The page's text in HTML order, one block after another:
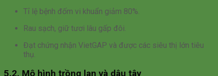
Tỉ lệ bệnh đốm vi khuẩn giảm 80%.
Rau sạch, giữ tươi lâu gấp đôi.
Đạt chứng nhận VietGAP và được các siêu thị lớn tiêu
thụ.
5.2. Mô hình trồng lan và dâu tây